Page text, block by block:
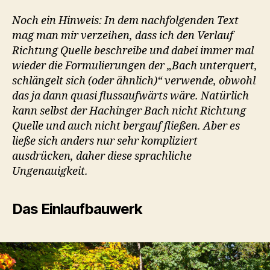
Noch ein Hinweis: In dem nachfolgenden Text
mag man mir verzeihen, dass ich den Verlauf
Richtung Quelle beschreibe und dabei immer mal
wieder die Formulierungen der „Bach unterquert,
schlängelt sich (oder ähnlich)“ verwende, obwohl
das ja dann quasi flussaufwärts wäre. Natürlich
kann selbst der Hachinger Bach nicht Richtung
Quelle und auch nicht bergauf fließen. Aber es
ließe sich anders nur sehr kompliziert
ausdrücken, daher diese sprachliche
Ungenauigkeit.
Das Einlaufbauwerk